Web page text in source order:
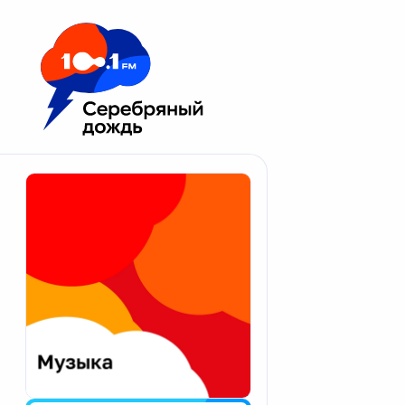
Москва 100.1 FM
Апатиты
Екатеринбург
Калининград
Калуга